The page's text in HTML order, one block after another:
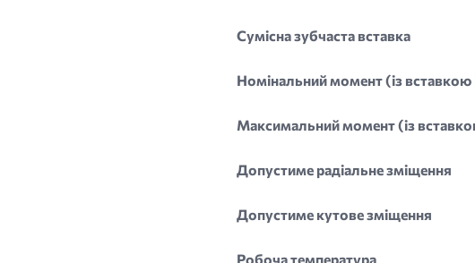
Сумісна зубчаста вставка
Номінальний момент (із вставкою
Максимальний момент (із
Допустиме радіальне зміщення
Допустиме кутове зміщення
Робоча температура